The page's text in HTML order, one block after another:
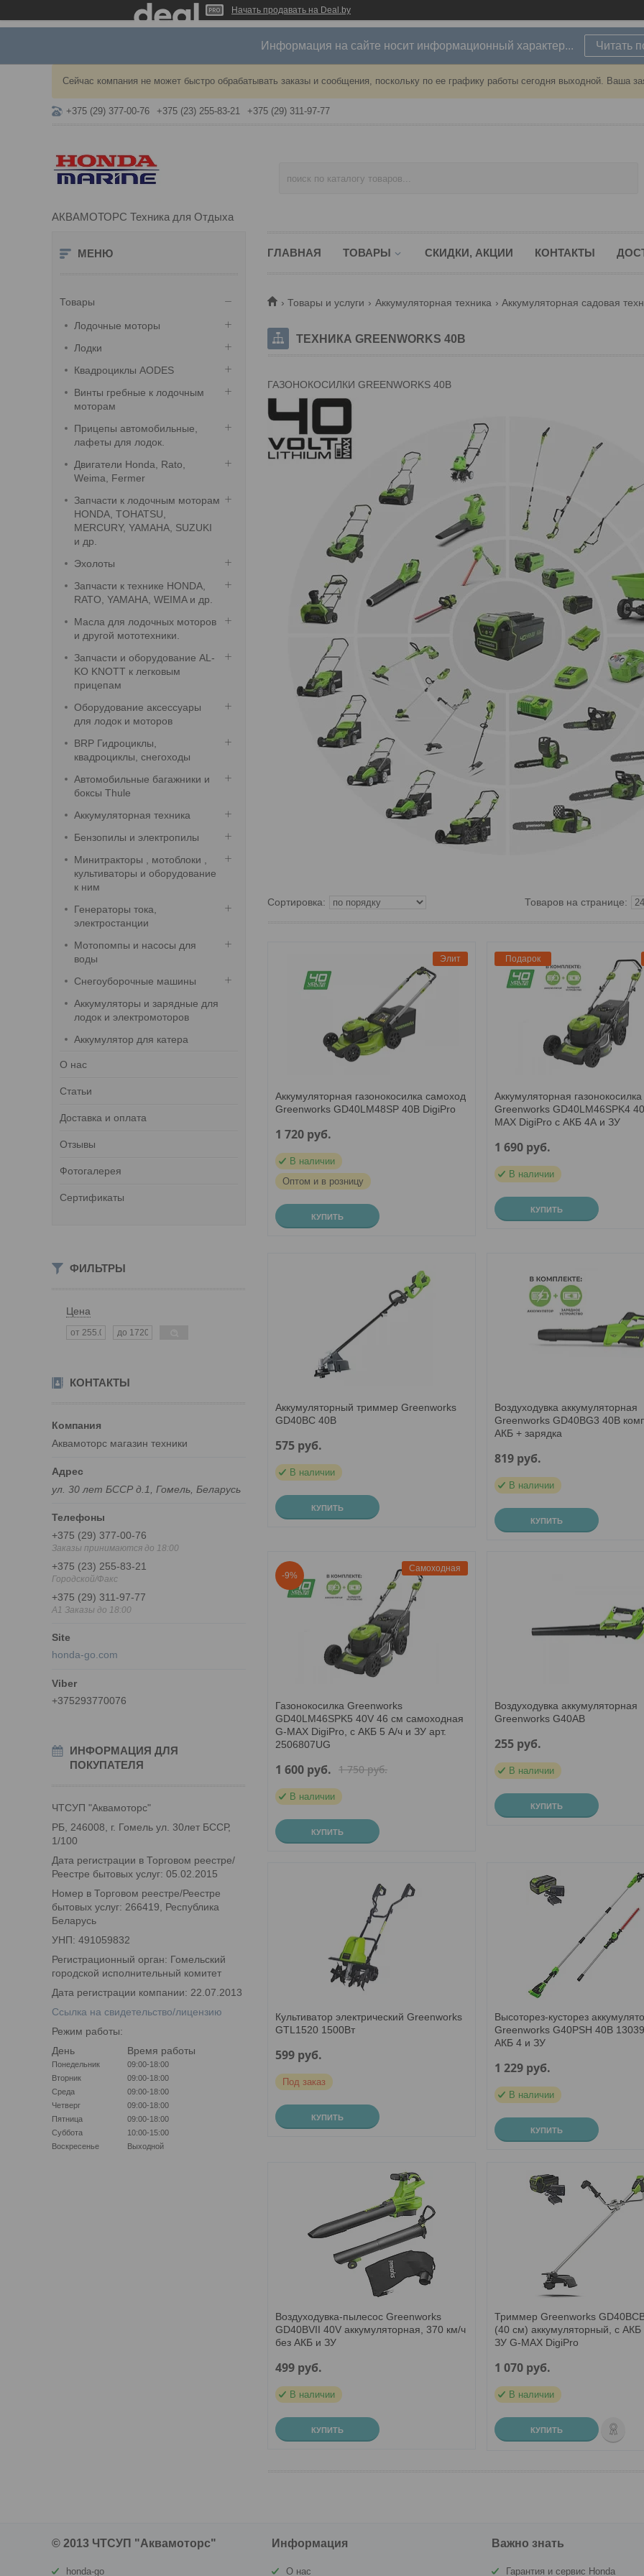
Начать продавать на Deal.by
Информация на сайте носит информационный характер... Читать
Сейчас компания не может быстро обрабатывать заказы и сообщения, поскольку по ее графику работы сегодня выходной. Ваша
+375 (29) 377-00-76 +375 (23) 255-83-21 +375 (29) 311-97-77
АКВАМОТОРС Техника для Отдыха
Товары
Лодочные моторы
Лодки
Квадроциклы AODES
Винты гребные к лодочным
моторам
Прицепы автомобильные,
лафеты для лодок.
Двигатели Honda, Rato,
Weima, Fermer
Запчасти к лодочным моторам
HONDA, TOHATSU,
MERCURY, YAMAHA, SUZUKI
и др.
Эхолоты
Запчасти к технике HONDA,
RATO, YAMAHA, WEIMA и др.
Масла для лодочных моторов
и другой мототехники.
Запчасти и оборудование AL-
KO KNOTT к легковым
прицепам
Оборудование аксессуары
для лодок и моторов
BRP Гидроциклы,
квадроциклы, снегоходы
Автомобильные багажники и
боксы Thule
Аккумуляторная техника
Бензопилы и электропилы
Минитракторы , мотоблоки ,
культиваторы и оборудование
к ним
Генераторы тока,
электростанции
Мотопомпы и насосы для
воды
Снегоуборочные машины
Аккумуляторы и зарядные для
лодок и электромоторов
Аккумулятор для катера
О нас
Статьи
Доставка и оплата
Отзывы
Фотогалерея
Сертификаты
ФИЛЬТРЫ
Цена
КОНТАКТЫ
Аквамоторс магазин техники
ул. 30 лет БССР д.1, Гомель, Беларусь
+375 (29) 377-00-76
Заказы принимаются до 18:00
+375 (23) 255-83-21
Городской/Факс
+375 (29) 311-97-77
A1 Заказы до 18:00
honda-go.com
+375293770076
ИНФОРМАЦИЯ ДЛЯ
ПОКУПАТЕЛЯ
ЧТСУП "Аквамоторс"
РБ, 246008, г. Гомель ул. 30лет БССР,
1/100
Дата регистрации в Торговом реестре/
Реестре бытовых услуг: 05.02.2015
Номер в Торговом реестре/Реестре
бытовых услуг: 266419, Республика
Беларусь
УНП: 491059832
Регистрационный орган: Гомельский
городской исполнительный комитет
Дата регистрации компании: 22.07.2013
Ссылка на свидетельство/лицензию
Режим работы:
День
Время работы
Понедельник
09:00-18:00
Вторник
09:00-18:00
Среда
09:00-18:00
Четверг
09:00-18:00
Пятница
09:00-18:00
Суббота
10:00-15:00
Воскресенье
Выходной
ГЛАВНАЯ ТОВАРЫ СКИДКИ, АКЦИИ КОНТАКТЫ
Товары и услуги Аккумуляторная техника Аккумуляторная садовая
ТЕХНИКА GREENWORKS 40В
ГАЗОНОКОСИЛКИ GREENWORKS 40В
Элит
Аккумуляторная газонокосилка самоход
Greenworks GD40LM48SP 40В DigiPro
1 720 руб.
В наличии
Оптом и в розницу
КУПИТЬ
Подарок
Аккумуляторная
Greenworks GD40LM46SPK4
MAX DigiPro с АКБ 4А и ЗУ
1 690 руб.
В наличии
КУПИТЬ
Аккумуляторный триммер Greenworks
GD40BC 40В
575 руб.
В наличии
КУПИТЬ
Воздуходувка аккумуляторная
Greenworks GD40BG3 40В
АКБ + зарядка
819 руб.
В наличии
КУПИТЬ
Самоходная
-9%
Газонокосилка Greenworks
GD40LM46SPK5 40V 46 см самоходная
G-MAX DigiPro, с АКБ 5 А/ч и ЗУ арт.
2506807UG
1 600 руб. 1 750руб.
В наличии
КУПИТЬ
Воздуходувка аккумуляторная
Greenworks G40AB
255 руб.
В наличии
КУПИТЬ
Культиватор электрический Greenworks
GTL1520 1500Вт
599 руб.
Под заказ
КУПИТЬ
Высоторез-кусторез
Greenworks G40PSH 40В
АКБ 4 и ЗУ
1 229 руб.
В наличии
КУПИТЬ
Воздуходувка-пылесос Greenworks
GD40BVII 40V аккумуляторная, 370 км/ч
без АКБ и ЗУ
499 руб.
В наличии
КУПИТЬ
Триммер Greenworks
(40 см) аккумуляторный, c АКБ
ЗУ G-MAX DigiPro
1 070 руб.
В наличии
КУПИТЬ
© 2013 ЧТСУП "Аквамоторс"
honda-go
Информация
О нас
Важно знать
Гарантия и сервис Honda